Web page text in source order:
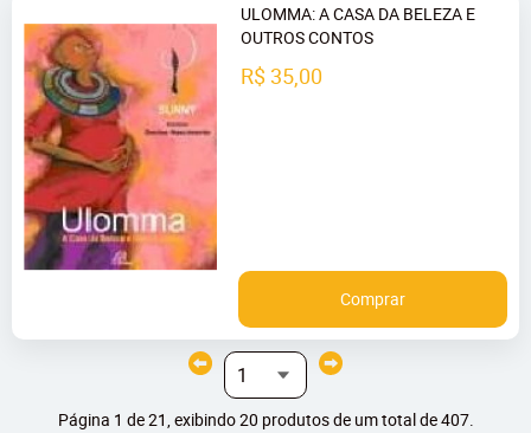
ULOMMA: A CASA DA BELEZA E
OUTROS CONTOS
R$ 35,00
Comprar
Página 1 de 21, exibindo 20 produtos de um total de 407.